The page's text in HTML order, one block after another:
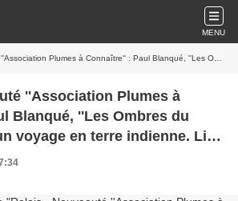
MENU
Connaître'' : Paul Blanqué, ''Les Ombres du Triangle d'Or'', un voyage en terre indienne. Lien mael-editions.fr
''Association Plumes à
Blanqué, ''Les Ombres du
voyage en terre indienne. Lien